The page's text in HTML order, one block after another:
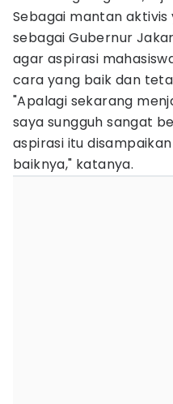
Sebagai mantan
sebagai Gubernur
agar aspirasi
cara yang baik dan
"Apalagi sekarang
saya sungguh sangat
aspirasi itu
baiknya," katanya.